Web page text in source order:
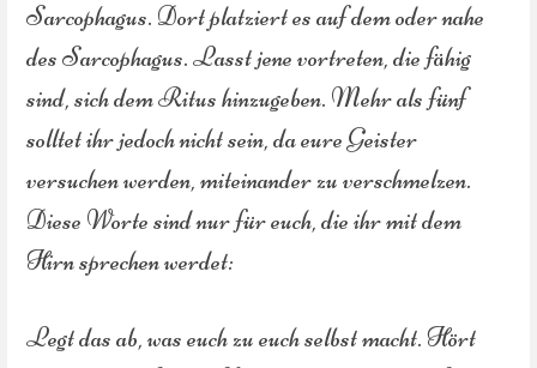
Sarcophagus. Dort platziert es auf dem oder nahe
des Sarcophagus. Lasst jene vortreten, die fähig
sind, sich dem Ritus hinzugeben. Mehr als fünf
solltet ihr jedoch nicht sein, da eure Geister
versuchen werden, miteinander zu verschmelzen.
Diese Worte sind nur für euch, die ihr mit dem
Hirn sprechen werdet:
Legt das ab, was euch zu euch selbst macht. Hört